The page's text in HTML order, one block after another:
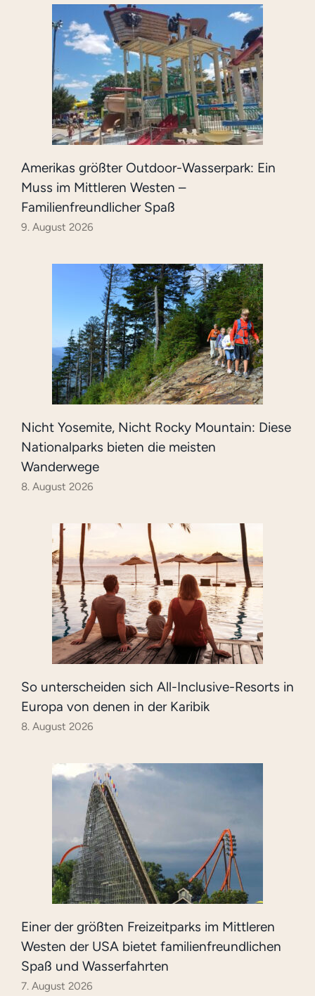
Amerikas größter Outdoor-Wasserpark: Ein
Muss im Mittleren Westen –
Familienfreundlicher Spaß
9. August 2026
Nicht Yosemite, Nicht Rocky Mountain: Diese
Nationalparks bieten die meisten
Wanderwege
8. August 2026
So unterscheiden sich All-Inclusive-Resorts in
Europa von denen in der Karibik
8. August 2026
Einer der größten Freizeitparks im Mittleren
Westen der USA bietet familienfreundlichen
Spaß und Wasserfahrten
7. August 2026